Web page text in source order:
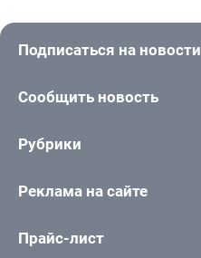
Подписаться на новости
Сообщить новость
Рубрики
Реклама на сайте
Прайс-лист